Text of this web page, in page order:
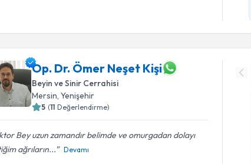
Op. Dr. Ömer Neşet Kişi
Beyin ve Sinir Cerrahisi
Mersin, Yenişehir
5 (11 Değerlendirme)
Bey uzun zamandır belimde ve omurgadan dolayı
ağrıların...
Devamı